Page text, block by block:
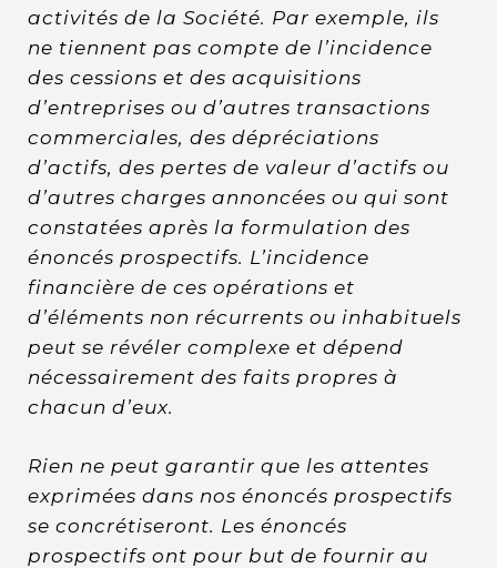
activités de la Société. Par exemple, ils
ne tiennent pas compte de l’incidence
des cessions et des acquisitions
d’entreprises ou d’autres transactions
commerciales, des dépréciations
d’actifs, des pertes de valeur d’actifs ou
d’autres charges annoncées ou qui sont
constatées après la formulation des
énoncés prospectifs. L’incidence
financière de ces opérations et
d’éléments non récurrents ou inhabituels
peut se révéler complexe et dépend
nécessairement des faits propres à
chacun d’eux.
Rien ne peut garantir que les attentes
exprimées dans nos énoncés prospectifs
se concrétiseront. Les énoncés
prospectifs ont pour but de fournir au